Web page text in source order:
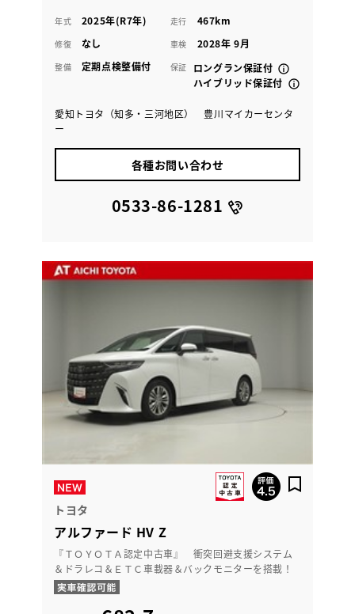
年式 2025年(R7年) 走行 467km
修復 なし 車検 2028年 9月
整備 定期点検整備付 保証
ロングラン保証付
ハイブリッド保証付
愛知トヨタ（知多・三河地区） 豊川マイカーセンタ
ー
各種お問い合わせ
0533-86-1281
トヨタ
アルファード HV Z
『ＴＯＹＯＴＡ認定中古車』 衝突回避支援システム
＆ドラレコ＆ＥＴＣ車載器＆バックモニターを搭載！